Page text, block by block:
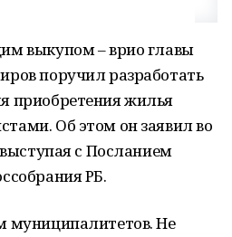
выкупом – врио главы
поручил разработать
приобретения жилья
Об этом он заявил во
с Посланием
РБ.
муниципалитетов. Не